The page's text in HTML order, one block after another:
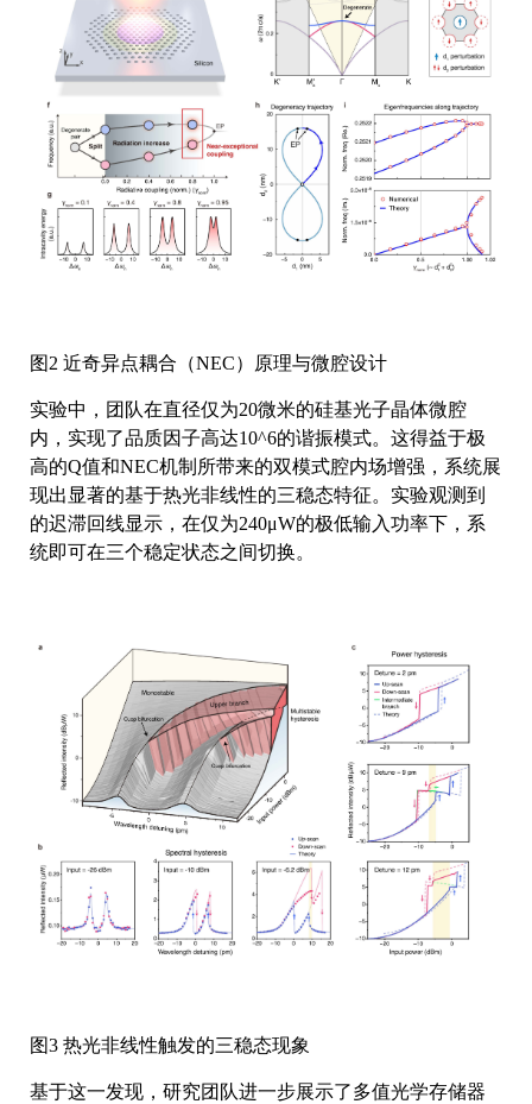
图2 近奇异点耦合（NEC）原理与微腔设计
实验中，团队在直径仅为20微米的硅基光子晶体微腔
内，实现了品质因子高达10^6的谐振模式。这得益于极
高的Q值和NEC机制所带来的双模式腔内场增强，系统展
现出显著的基于热光非线性的三稳态特征。实验观测到
的迟滞回线显示，在仅为240μW的极低输入功率下，系
统即可在三个稳定状态之间切换。
图3 热光非线性触发的三稳态现象
基于这一发现，研究团队进一步展示了多值光学存储器